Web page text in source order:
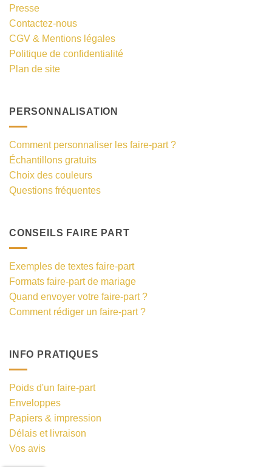
Presse
Contactez-nous
CGV & Mentions légales
Politique de confidentialité
Plan de site
PERSONNALISATION
Comment personnaliser les faire-part ?
Échantillons gratuits
Choix des couleurs
Questions fréquentes
CONSEILS FAIRE PART
Exemples de textes faire-part
Formats faire-part de mariage
Quand envoyer votre faire-part ?
Comment rédiger un faire-part ?
INFO PRATIQUES
Poids d'un faire-part
Enveloppes
Papiers & impression
Délais et livraison
Vos avis